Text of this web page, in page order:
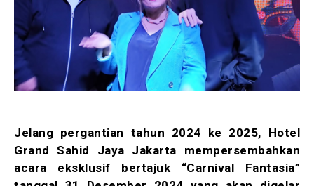
Jelang pergantian tahun 2024 ke 2025, Hotel
Grand Sahid Jaya Jakarta mempersembahkan
acara eksklusif bertajuk “Carnival Fantasia”